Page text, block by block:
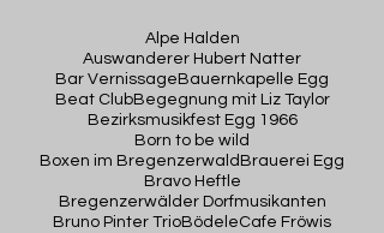
Alpe Halden
Auswanderer Hubert Natter
Bar Vernissage Bauernkapelle Egg
Beat ClubBegegnung mit Liz Taylor
Bezirksmusikfest Egg 1966
Born to be wild
Boxen im Bregenzerwald Brauerei Egg
Bravo Heftle
Bregenzerwälder Dorfmusikanten
Bruno Pinter TrioBödeleCafe Fröwis